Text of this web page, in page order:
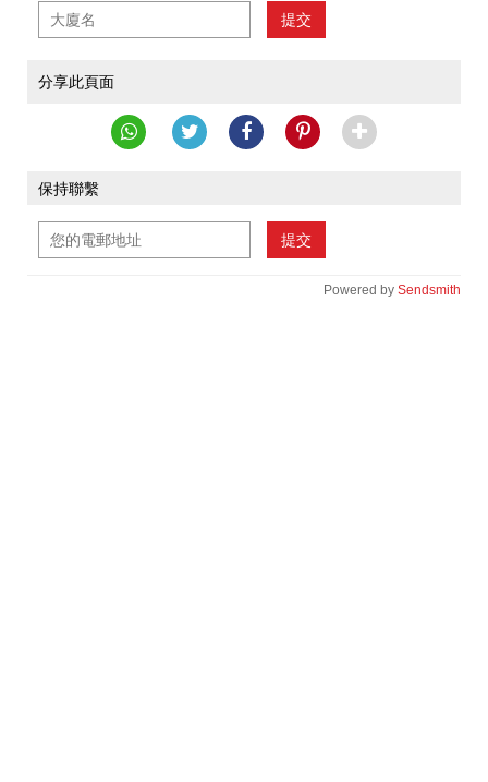
提交
分享此頁面
保持聯繫
提交
Powered by Sendsmith